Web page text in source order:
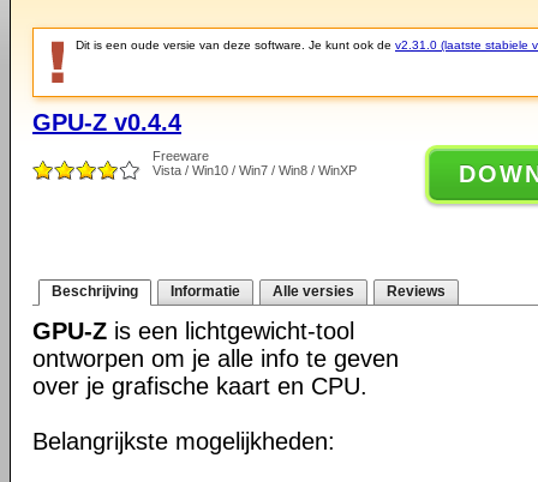
Dit is een oude versie van deze software. Je kunt ook de v2.31.0 (laatste stabiele
GPU-Z v0.4.4
Freeware
Vista / Win10 / Win7 / Win8 / WinXP
Beschrijving Informatie Alle versies Reviews
GPU-Z is een lichtgewicht-tool
ontworpen om je alle info te geven
over je grafische kaart en CPU.
Belangrijkste mogelijkheden: